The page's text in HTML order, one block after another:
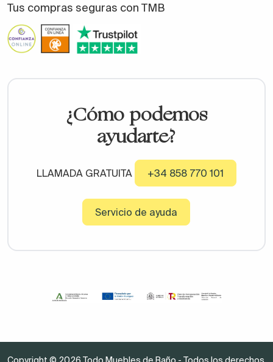
Tus compras seguras con TMB
¿Cómo podemos
ayudarte?
LLAMADA GRATUITA +34 858 770 101
Servicio de ayuda